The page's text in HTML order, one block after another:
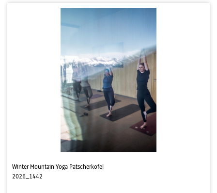
Winter Mountain Yoga Patscherkofel
2026_1442